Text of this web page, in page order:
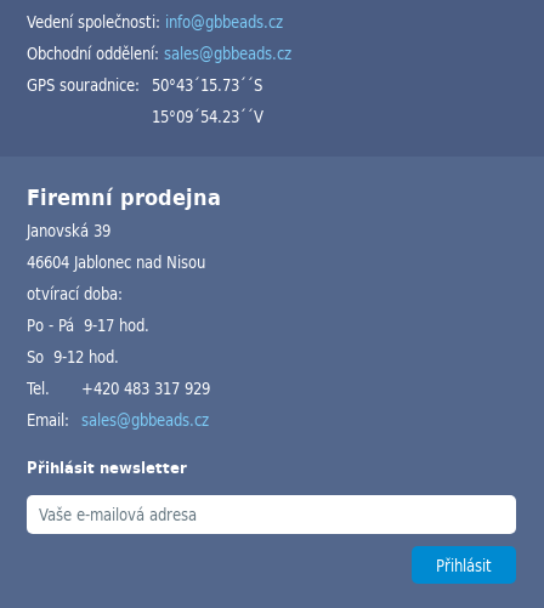
Vedení společnosti: info@gbbeads.cz
Obchodní oddělení:sales@gbbeads.cz
GPS souradnice: 50°43´15.73´´S
15°09´54.23´´V
Firemní prodejna
Janovská 39
46604 Jablonec nad Nisou
otvírací doba:
Po - Pá 9-17 hod.
So 9-12 hod.
Tel.
+420 483 317 929
Email: sales@gbbeads.cz
Přihlásit newsletter